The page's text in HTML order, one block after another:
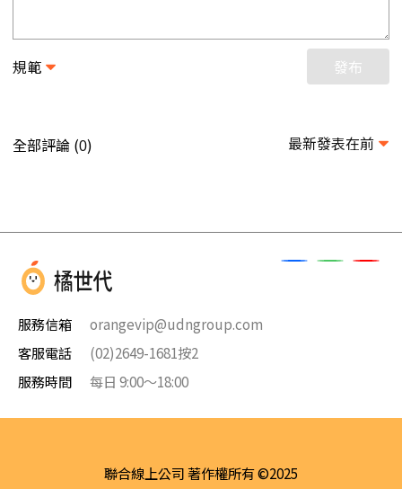
規範 發布
全部評論 (0) 最新發表在前
服務信箱
orangevip@udngroup.com
客服電話
(02)2649-1681按2
服務時間
每日 9:00～18:00
聯合線上公司 著作權所有 ©2025